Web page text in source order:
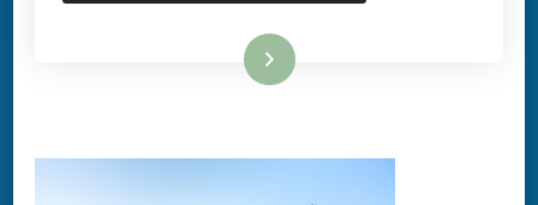
Ler mais